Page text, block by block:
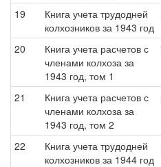
19
Книга учета трудодней
колхозников за 1943 год
20
Книга учета расчетов с
членами колхоза за
1943 год, том 1
21
Книга учета расчетов с
членами колхоза за
1943 год, том 2
22
Книга учета трудодней
колхозников за 1944 год